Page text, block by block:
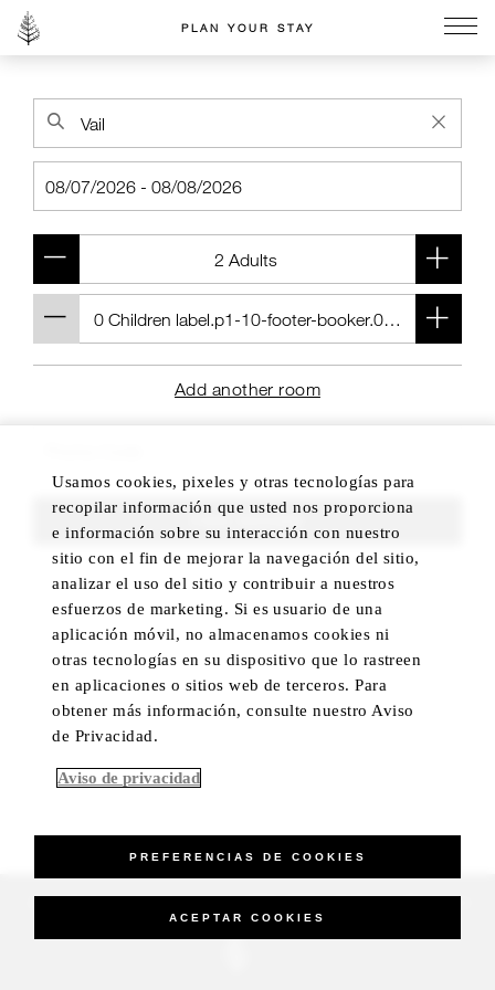
PLAN YOUR STAY
Add another room
FIND ROOMS
_Four Seasons Hotels Limited 1997-2026. All Rights Reserved.
Usamos cookies, pixeles y otras tecnologías para
recopilar información que usted nos proporciona
e información sobre su interacción con nuestro
sitio con el fin de mejorar la navegación del sitio,
analizar el uso del sitio y contribuir a nuestros
esfuerzos de marketing. Si es usuario de una
aplicación móvil, no almacenamos cookies ni
otras tecnologías en su dispositivo que lo rastreen
en aplicaciones o sitios web de terceros. Para
obtener más información, consulte nuestro Aviso
de Privacidad.
Aviso de privacidad
PREFERENCIAS DE COOKIES
ACEPTAR COOKIES